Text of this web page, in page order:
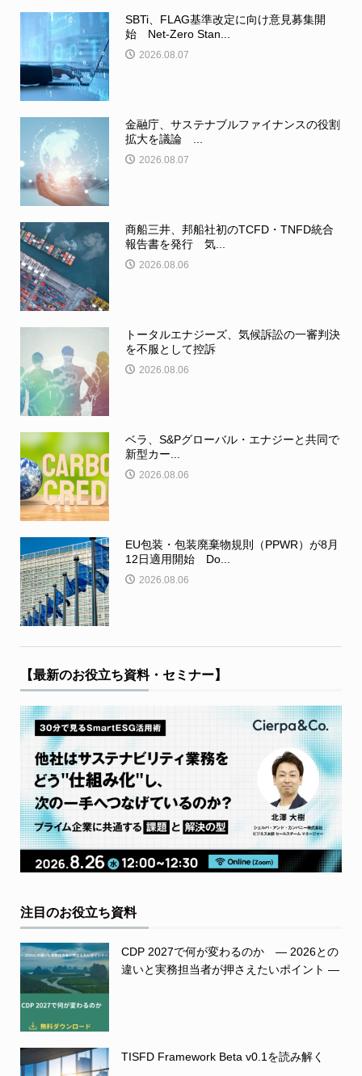
SBTi、FLAG基準改定に向け意見募集開
始 Net-Zero Stan...
2026.08.07
金融庁、サステナブルファイナンスの役割
拡大を議論 ...
2026.08.07
商船三井、邦船社初のTCFD・TNFD統合
報告書を発行 気...
2026.08.06
トータルエナジーズ、気候訴訟の一審判決
を不服として控訴
2026.08.06
ベラ、S&Pグローバル・エナジーと共同で
新型カー...
2026.08.06
EU包装・包装廃棄物規則（PPWR）が8月
12日適用開始 Do...
2026.08.06
【最新のお役立ち資料・セミナー】
注目のお役立ち資料
CDP 2027で何が変わるのか ― 2026との
違いと実務担当者が押さえたいポイント ―
TISFD Framework Beta v0.1を読み解く